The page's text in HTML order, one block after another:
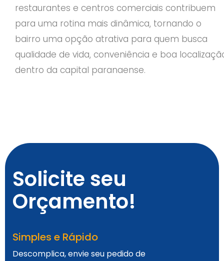
restaurantes e centros comerciais contribuem
para uma rotina mais dinâmica, tornando o
bairro uma opção atrativa para quem busca
qualidade de vida, conveniência e boa
dentro da capital paranaense.
Solicite seu
Orçamento!
Simples e Rápido
Descomplica, envie seu pedido de